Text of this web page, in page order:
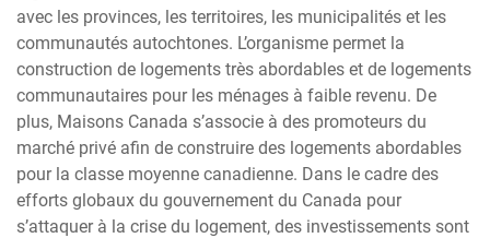
avec les provinces, les territoires, les municipalités et les
communautés autochtones. L’organisme permet la
construction de logements très abordables et de logements
communautaires pour les ménages à faible revenu. De
plus, Maisons Canada s’associe à des promoteurs du
marché privé afin de construire des logements abordables
pour la classe moyenne canadienne. Dans le cadre des
efforts globaux du gouvernement du Canada pour
s’attaquer à la crise du logement, des investissements sont